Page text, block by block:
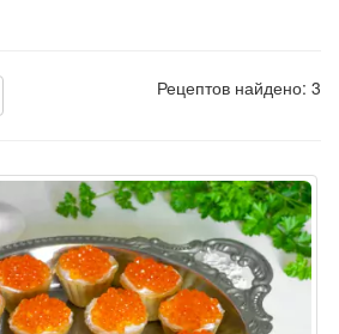
Рецептов найдено: 3